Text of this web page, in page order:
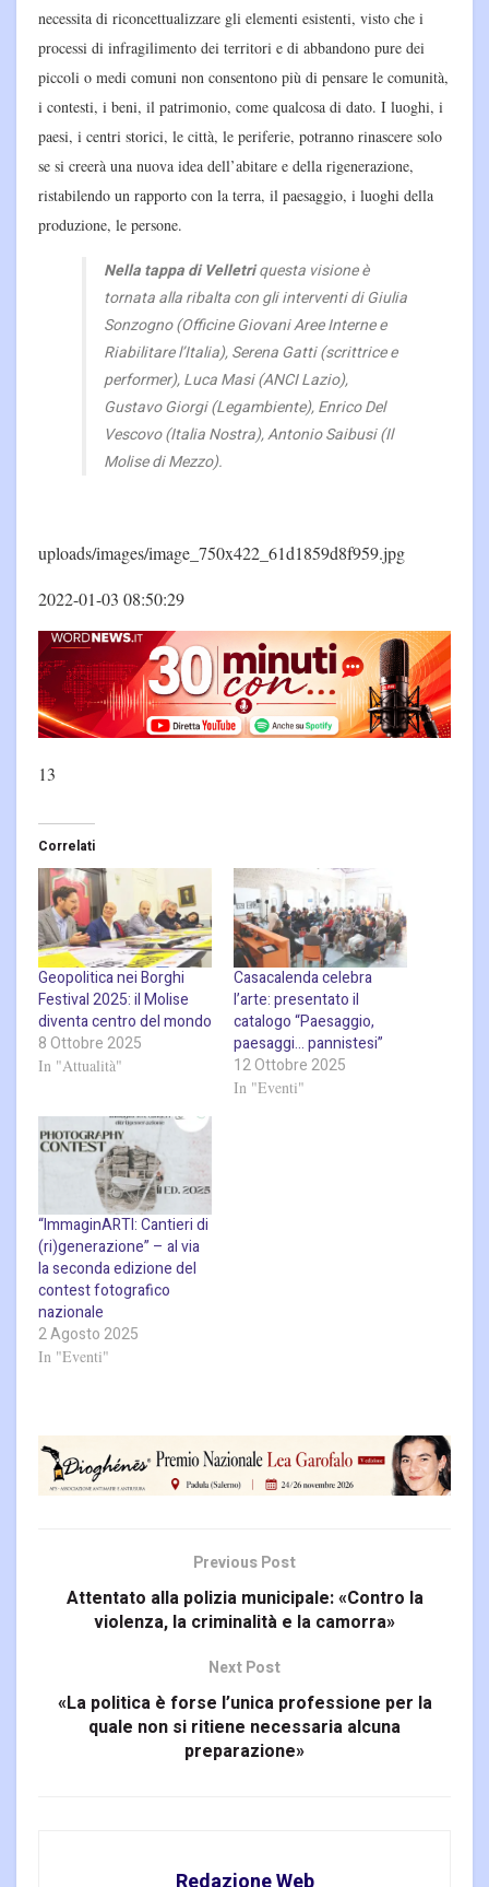
necessita di riconcettualizzare gli elementi esistenti, visto che i
processi di infragilimento dei territori e di abbandono pure dei
piccoli o medi comuni non consentono più di pensare le comunità,
i contesti, i beni, il patrimonio, come qualcosa di dato. I luoghi, i
paesi, i centri storici, le città, le periferie, potranno rinascere solo
se si creerà una nuova idea dell’abitare e della rigenerazione,
ristabilendo un rapporto con la terra, il paesaggio, i luoghi della
produzione, le persone.
Nella tappa di Velletriquesta visione è
tornata alla ribalta con gli interventi di Giulia
Sonzogno (Officine Giovani Aree Interne e
Riabilitare l’Italia), Serena Gatti (scrittrice e
performer), Luca Masi (ANCI Lazio),
Gustavo Giorgi (Legambiente), Enrico Del
Vescovo (Italia Nostra), Antonio Saibusi (Il
Molise di Mezzo).
uploads/images/image_750x422_61d1859d8f959.jpg
2022-01-03 08:50:29
13
Correlati
Geopolitica nei Borghi
Festival 2025: il Molise
diventa centro del mondo
8 Ottobre 2025
In "Attualità"
Casacalenda celebra
l’arte: presentato il
catalogo “Paesaggio,
paesaggi… pannistesi”
12 Ottobre 2025
In "Eventi"
“ImmaginARTI: Cantieri di
(ri)generazione” – al via
la seconda edizione del
contest fotografico
nazionale
2 Agosto 2025
In "Eventi"
Previous Post
Attentato alla polizia municipale: «Contro la
violenza, la criminalità e la camorra»
Next Post
«La politica è forse l’unica professione per la
quale non si ritiene necessaria alcuna
preparazione»